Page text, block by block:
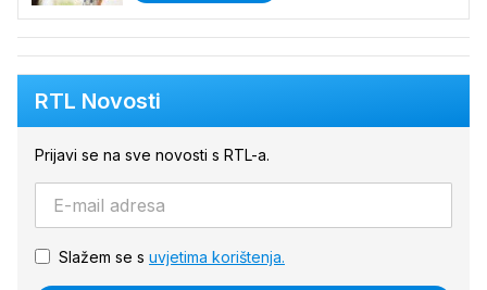
RTL Novosti
Prijavi se na sve novosti s RTL-a.
Slažem se s uvjetima korištenja.